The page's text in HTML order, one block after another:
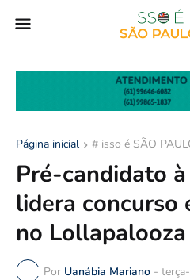
Página inicial # isso é SÃO
Pré-candidato
lidera concurso
no
Por Uanábia Mariano -